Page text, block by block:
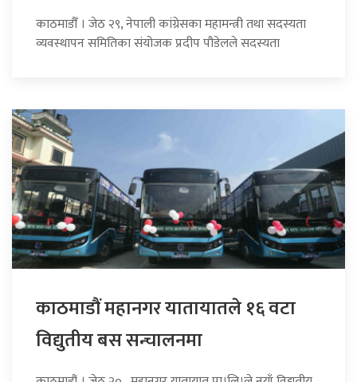
काठमाडौँ । जेठ २९, नेपाली कांग्रेसका महामन्त्री तथा सदस्यता
व्यवस्थापन समितिका संयोजक प्रदीप पौडेलले सदस्यता
काठमाडौं महानगर यातायातले १६ वटा
विद्युतीय बस सन्चालनमा